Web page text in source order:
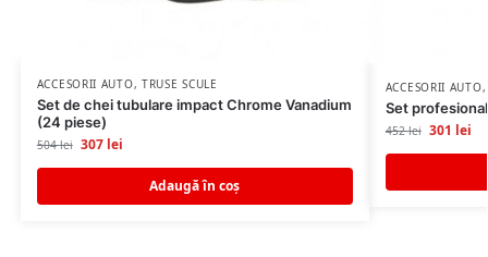
ACCESORII AUTO, TRUSE SCULE
Set de chei tubulare impact Chrome Vanadium
(24 piese)
504lei 307 lei
Adaugă în coș
ACCESORII AUTO
Set
452lei 301 lei